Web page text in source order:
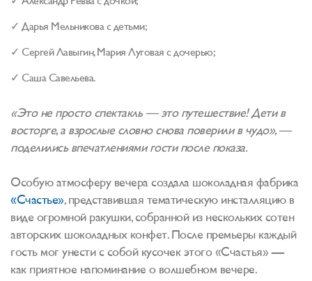
✓ Дарья Мельникова с детьми;
✓ Сергей Лавыгин, Мария Луговая с дочерью;
✓ Саша Савельева.
«Это не просто спектакль — это путешествие! Дети в
восторге, а взрослые словно снова поверили в чудо», —
поделились впечатлениями гости после показа.
Особую атмосферу вечера создала шоколадная фабрика
«Счастье», представившая тематическую инсталляцию в
виде огромной ракушки, собранной из нескольких сотен
авторских шоколадных конфет. После премьеры каждый
гость мог унести с собой кусочек этого «Счастья» —
как приятное напоминание о волшебном вечере.